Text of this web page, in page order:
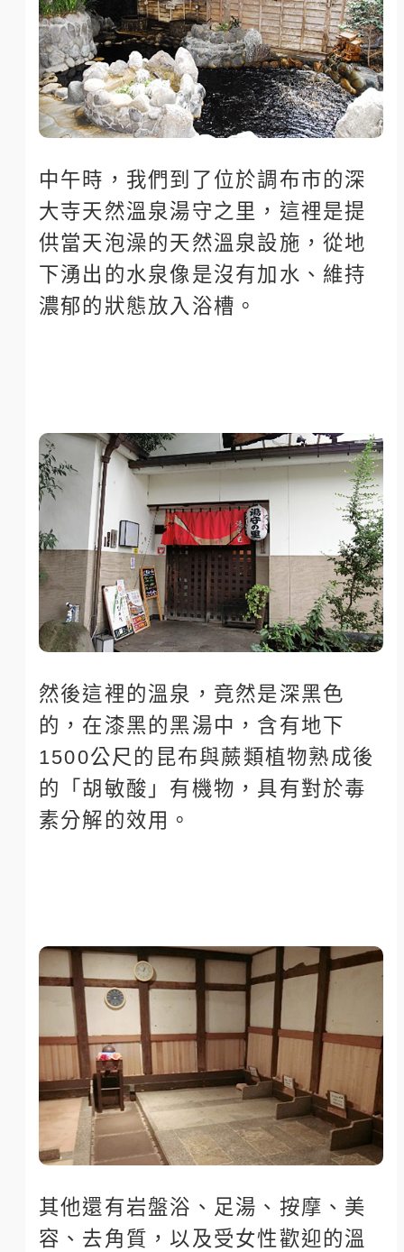
中午時，我們到了位於調布市的深
大寺天然溫泉湯守之里，這裡是提
供當天泡澡的天然溫泉設施，從地
下湧出的水泉像是沒有加水、維持
濃郁的狀態放入浴槽。
然後這裡的溫泉，竟然是深黑色
的，在漆黑的黑湯中，含有地下
1500公尺的昆布與蕨類植物熟成後
的「胡敏酸」有機物，具有對於毒
素分解的效用。
其他還有岩盤浴、足湯、按摩、美
容、去角質，以及受女性歡迎的溫